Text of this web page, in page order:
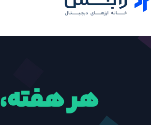
هر هفته، ۱۰۰ تتر